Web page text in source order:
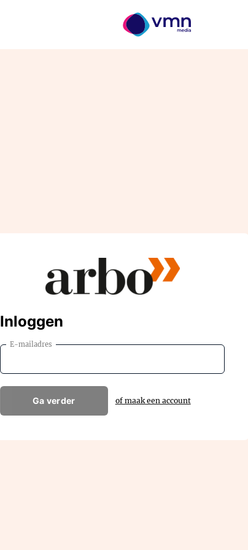
Inloggen
E-mailadres
Ga verder of maak een account